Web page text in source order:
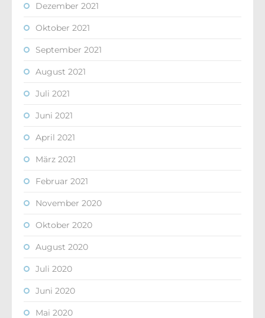
Dezember 2021
Oktober 2021
September 2021
August 2021
Juli 2021
Juni 2021
April 2021
März 2021
Februar 2021
November 2020
Oktober 2020
August 2020
Juli 2020
Juni 2020
Mai 2020